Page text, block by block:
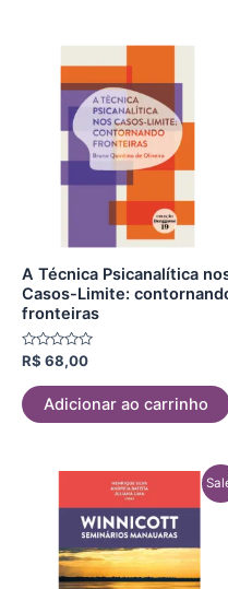
A Técnica Psicanalítica
Casos-Limite:
fronteiras
Avaliação
de
5
R$ 68,00
Adicionar ao carrinho
preço
original
era:
R$ 105,00.
atual
é:
R$ 29,90.